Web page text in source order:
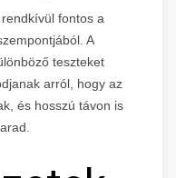
fontos a
A
teszteket
arról, hogy az
és hosszú távon is